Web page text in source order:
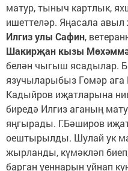
матур, тыныч картлык,
ишеттеләр. Яңасала
Илгиз улы Сафин,
Шакирҗан кызы
белән чыгыш ясадылар.
язучыларыбыз Гомәр
Кадыйров иҗатларына
биредә Илгиз аганың
яңгырады. Г.Бәширов
оештырылды. Шулай ук
жырланды, күмәкләп
барган уеннарын уйнап